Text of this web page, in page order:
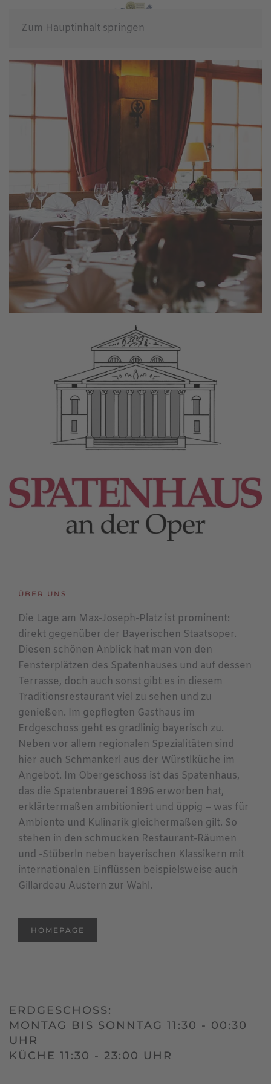
Zum Hauptinhalt springen
ÜBER UNS
Die Lage am Max-Joseph-Platz ist prominent:
direkt gegenüber der Bayerischen Staatsoper.
Diesen schönen Anblick hat man von den
Fensterplätzen des Spatenhauses und auf dessen
Terrasse, doch auch sonst gibt es in diesem
Traditionsrestaurant viel zu sehen und zu
genießen. Im gepflegten Gasthaus im
Erdgeschoss geht es gradlinig bayerisch zu.
Neben vor allem regionalen Spezialitäten sind
hier auch Schmankerl aus der Würstlküche im
Angebot. Im Obergeschoss ist das Spatenhaus,
das die Spatenbrauerei 1896 erworben hat,
erklärtermaßen ambitioniert und üppig – was für
Ambiente und Kulinarik gleichermaßen gilt. So
stehen in den schmucken Restaurant-Räumen
und -Stüberln neben bayerischen Klassikern mit
internationalen Einflüssen beispielsweise auch
Gillardeau Austern zur Wahl.
HOMEPAGE
ERDGESCHOSS:
MONTAG BIS SONNTAG 11:30 - 00:30
UHR
KÜCHE 11:30 - 23:00 UHR